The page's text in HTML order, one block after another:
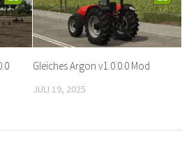
Gleiches Argon v1.0.0.0 Mod
JULI 19, 2025